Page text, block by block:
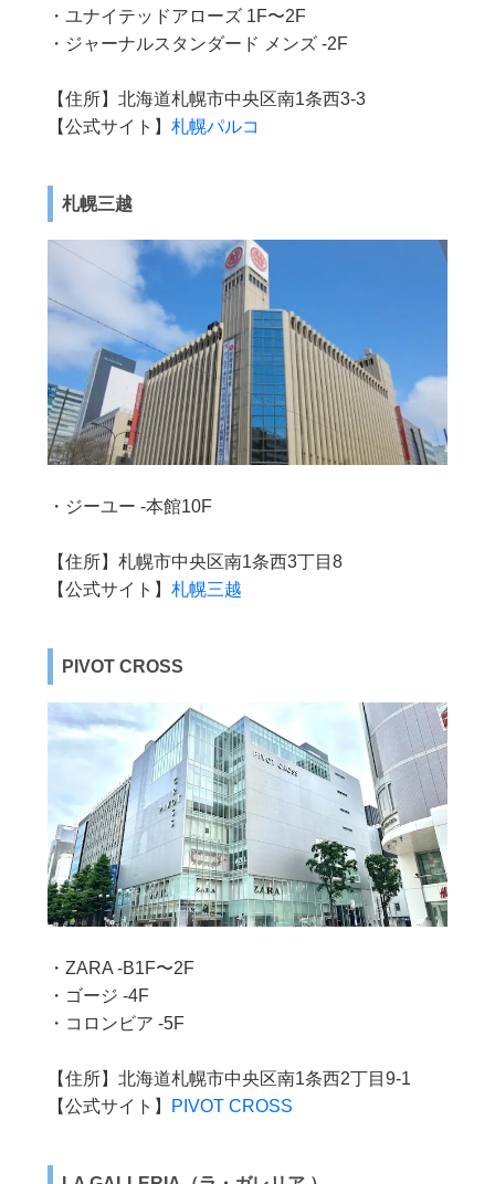
・ユナイテッドアローズ 1F〜2F
・ジャーナルスタンダード メンズ -2F
【住所】北海道札幌市中央区南1条西3-3
【公式サイト】札幌パルコ
札幌三越
・ジーユー -本館10F
【住所】札幌市中央区南1条西3丁目8
【公式サイト】札幌三越
PIVOT CROSS
・ZARA -B1F〜2F
・ゴージ -4F
・コロンビア -5F
【住所】北海道札幌市中央区南1条西2丁目9-1
【公式サイト】
PIVOT CROSS